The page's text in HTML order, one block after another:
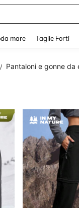
mare Taglie Forti
/ Pantaloni e gonne da